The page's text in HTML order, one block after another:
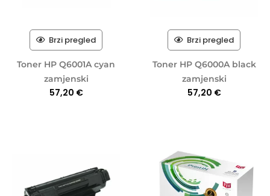
Brzi pregled
Toner HP Q6001A cyan
zamjenski
57,20 €
Brzi pregled
Toner HP Q6000A black
zamjenski
57,20 €